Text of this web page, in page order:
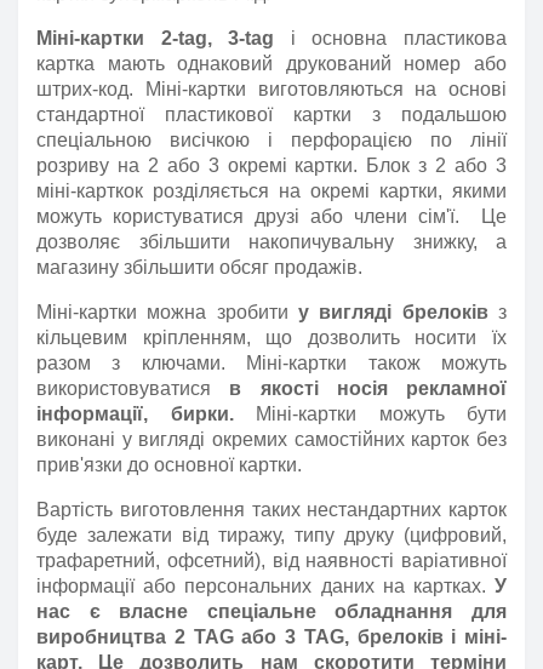
Міні-картки 2-tag, 3-tag і основна пластикова
картка мають однаковий друкований номер або
штрих-код. Міні-картки виготовляються на основі
стандартної пластикової картки з подальшою
спеціальною висічкою і перфорацією по лінії
розриву на 2 або 3 окремі картки. Блок з 2 або 3
міні-карткок розділяється на окремі картки, якими
можуть користуватися друзі або члени сім'ї. Це
дозволяє збільшити накопичувальну знижку, а
магазину збільшити обсяг продажів.
Міні-картки можна зробити у вигляді брелоківз
кільцевим кріпленням, що дозволить носити їх
разом з ключами. Міні-картки також можуть
використовуватися в якості носія рекламної
інформації, бирки.Міні-картки можуть бути
виконані у вигляді окремих самостійних карток без
прив'язки до основної картки.
Вартість виготовлення таких нестандартних карток
буде залежати від тиражу, типу друку (цифровий,
трафаретний, офсетний), від наявності варіативної
інформації або персональних даних на картках. У
нас є власне спеціальне обладнання для
виробництва 2 TAGабо 3 TAG, брелоків і міні-
карт. Це дозволить нам скоротити терміни